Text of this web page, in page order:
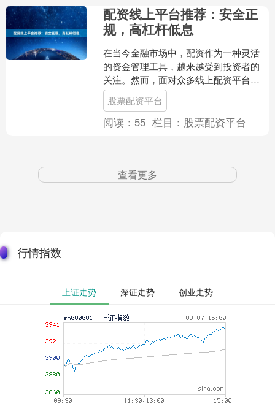
配资线上平台推荐：安全正
规，高杠杆低息
在当今金融市场中，配资作为一种灵活
的资金管理工具，越来越受到投资者的
关注。然而，面对众多线上配资平台，
如何选择一家安全正规、高杠杆低息的
平台，成为投资者最关心的....
股票配资平台
阅读： 55 栏目： 股票配资平台
查看更多
行情指数
上证走势 深证走势 创业走势